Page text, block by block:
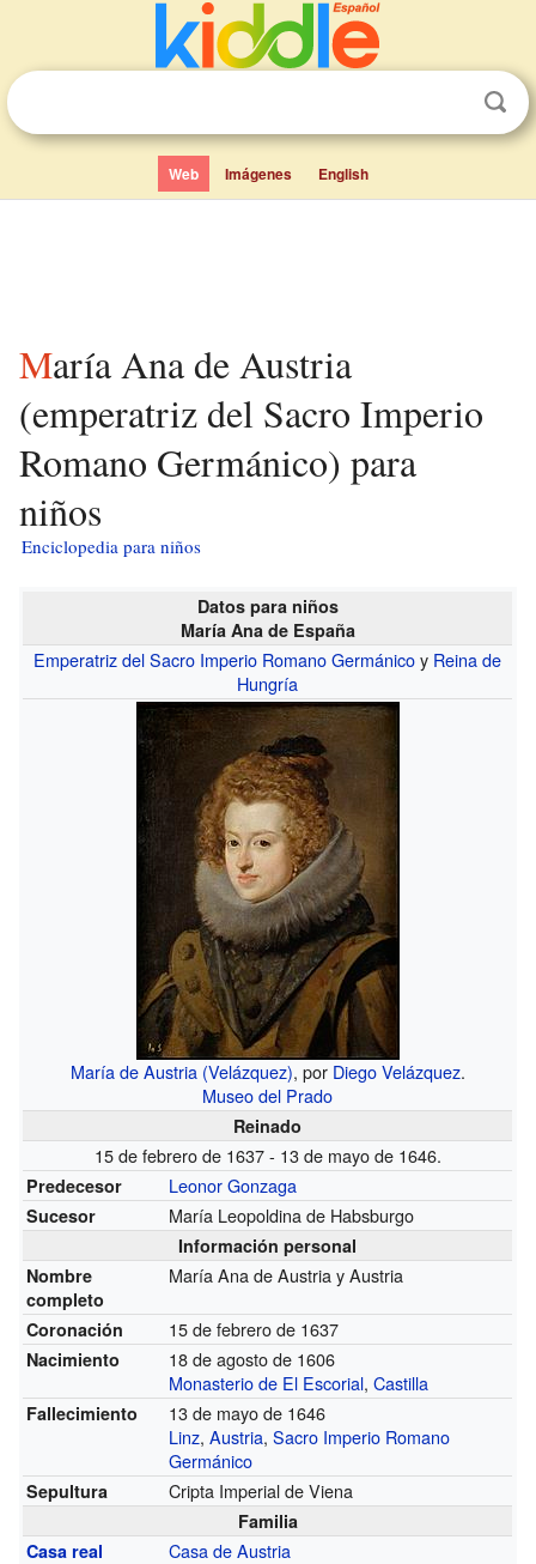
Web Imágenes English
María Ana de Austria
(emperatriz del Sacro Imperio
Romano Germánico) para
niños
Enciclopedia para niños
Datos para niños
María Ana de España
Emperatriz del Sacro Imperio Romano Germánicoy Reina de
Hungría
María de Austria (Velázquez), por Diego Velázquez.
Museo del Prado
Reinado
15 de febrero de 1637 - 13 de mayo de 1646.
Predecesor Leonor Gonzaga
Sucesor María Leopoldina de Habsburgo
Información personal
Nombre
completo
María Ana de Austria y Austria
Coronación 15 de febrero de 1637
Nacimiento
18 de agosto de 1606
Monasterio de El Escorial,Castilla
Fallecimiento
13 de mayo de 1646
Linz,Austria,Sacro Imperio Romano
Germánico
Sepultura Cripta Imperial de Viena
Familia
Casa real
Casa de Austria